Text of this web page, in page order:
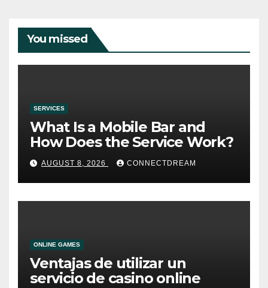
You missed
SERVICES
What Is a Mobile Bar and
How Does the Service Work?
AUGUST 8, 2026 CONNECTDREAM
ONLINE GAMES
Ventajas de utilizar un
servicio de casino online